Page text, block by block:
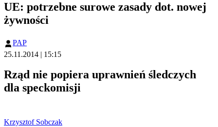
UE: potrzebne surowe zasady dot. nowej
żywności
PAP
25.11.2014 | 15:15
Rząd nie popiera uprawnień śledczych
dla speckomisji
Krzysztof Sobczak